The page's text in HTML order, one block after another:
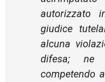
autorizzato
giudice
alcuna
difesa; ne
competendo